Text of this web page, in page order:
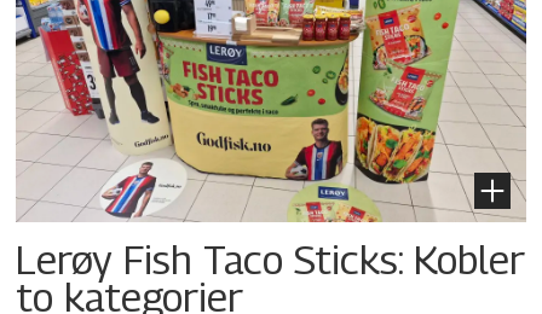
Lerøy Fish Taco Sticks: Kobler
to kategorier